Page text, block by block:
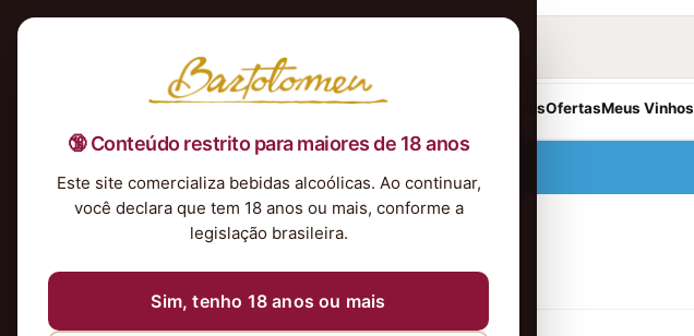
🔞 Conteúdo restrito para maiores de 18 anos
Este site comercializa bebidas alcoólicas. Ao continuar,
você declara que tem 18 anos ou mais, conforme a
legislação brasileira.
Sim, tenho 18 anos ou mais
Nossa Seleção TintosBrancosEspumantesRosés Kits & PresentesOfertasMeus Vinhos